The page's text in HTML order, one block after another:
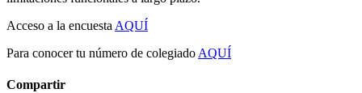
Acceso a la encuesta AQUÍ
Para conocer tu número de colegiado AQUÍ
Compartir